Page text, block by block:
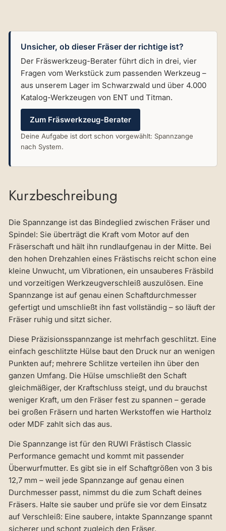
Unsicher, ob dieser Fräser der richtige ist?
Der Fräswerkzeug-Berater führt dich in drei, vier
Fragen vom Werkstück zum passenden Werkzeug –
aus unserem Lager im Schwarzwald und über 4.000
Katalog-Werkzeugen von ENT und Titman.
Zum Fräswerkzeug-Berater
Deine Aufgabe ist dort schon vorgewählt: Spannzange
nach System.
Kurzbeschreibung
Die Spannzange ist das Bindeglied zwischen Fräser und
Spindel: Sie überträgt die Kraft vom Motor auf den
Fräserschaft und hält ihn rundlaufgenau in der Mitte. Bei
den hohen Drehzahlen eines Frästischs reicht schon eine
kleine Unwucht, um Vibrationen, ein unsauberes Fräsbild
und vorzeitigen Werkzeugverschleiß auszulösen. Eine
Spannzange ist auf genau einen Schaftdurchmesser
gefertigt und umschließt ihn fast vollständig – so läuft der
Fräser ruhig und sitzt sicher.
Diese Präzisionsspannzange ist mehrfach geschlitzt. Eine
einfach geschlitzte Hülse baut den Druck nur an wenigen
Punkten auf; mehrere Schlitze verteilen ihn über den
ganzen Umfang. Die Hülse umschließt den Schaft
gleichmäßiger, der Kraftschluss steigt, und du brauchst
weniger Kraft, um den Fräser fest zu spannen – gerade
bei großen Fräsern und harten Werkstoffen wie Hartholz
oder MDF zahlt sich das aus.
Die Spannzange ist für den RUWI Frästisch Classic
Performance gemacht und kommt mit passender
Überwurfmutter. Es gibt sie in elf Schaftgrößen von 3 bis
12,7 mm – weil jede Spannzange auf genau einen
Durchmesser passt, nimmst du die zum Schaft deines
Fräsers. Halte sie sauber und prüfe sie vor dem Einsatz
auf Verschleiß: Eine saubere, intakte Spannzange spannt
sicherer und schont zugleich den Fräser.